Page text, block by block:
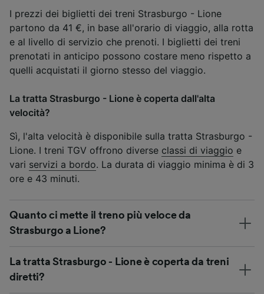
I prezzi dei biglietti dei treni Strasburgo - Lione
partono da 41 €, in base all'orario di viaggio, alla rotta
e al livello di servizio che prenoti. I biglietti dei treni
prenotati in anticipo possono costare meno rispetto a
quelli acquistati il giorno stesso del viaggio.
La tratta Strasburgo - Lione è coperta dall'alta
velocità?
Sì, l'alta velocità è disponibile sulla tratta Strasburgo -
Lione. I treni TGV offrono diverse classi di viaggio e
vari servizi a bordo. La durata di viaggio minima è di 3
ore e 43 minuti.
Quanto ci mette il treno più veloce da
Strasburgo a Lione?
La tratta Strasburgo - Lione è coperta da treni
diretti?